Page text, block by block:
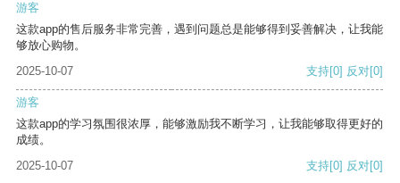
游客
这款app的售后服务非常完善，遇到问题总是能够得到妥善解决，让我能
够放心购物。
2025-10-07
支持[0] 反对[0]
游客
这款app的学习氛围很浓厚，能够激励我不断学习，让我能够取得更好的
成绩。
2025-10-07
支持[0] 反对[0]